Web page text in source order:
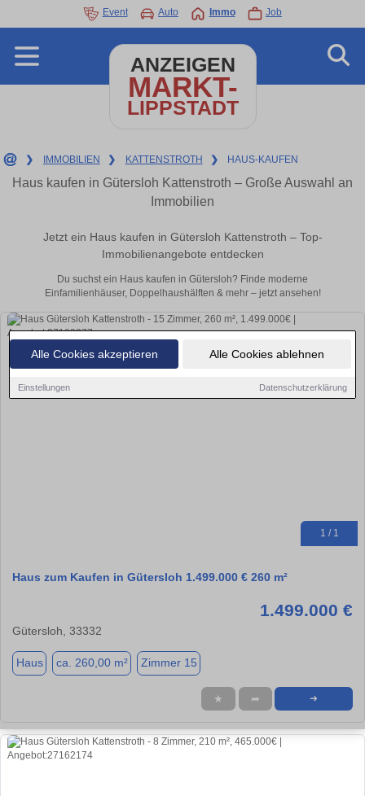
Alle Cookies akzeptieren Alle Cookies ablehnen
Einstellungen Datenschutzerklärung
Event Auto Immo Job
ANZEIGEN
MARKT-
LIPPSTADT
❯ IMMOBILIEN ❯ KATTENSTROTH ❯ HAUS-KAUFEN
Haus kaufen in Gütersloh Kattenstroth – Große Auswahl an
Immobilien
Jetzt ein Haus kaufen in Gütersloh Kattenstroth – Top-
Immobilienangebote entdecken
Du suchst ein Haus kaufen in Gütersloh? Finde moderne
Einfamilienhäuser, Doppelhaushälften & mehr – jetzt ansehen!
1 / 1
Haus zum Kaufen in Gütersloh 1.499.000 € 260 m²
1.499.000 €
Gütersloh, 33332
Haus ca. 260,00 m² Zimmer 15
★ ➦ ➜